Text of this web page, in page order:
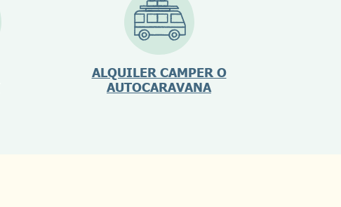
ALQUILER CAMPER O
AUTOCARAVANA